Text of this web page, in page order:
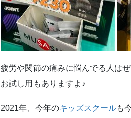
疲労や関節の痛みに悩んでる人はぜ
お試し用もありますよ♪
2021年、今年のキッズスクールも